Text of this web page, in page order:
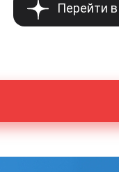
Перейти в